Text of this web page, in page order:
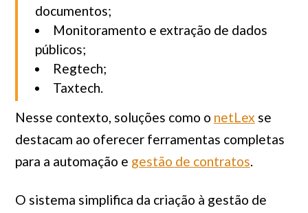
documentos;
Monitoramento e extração de dados
públicos;
Regtech;
Taxtech.
Nesse contexto, soluções como o netLex se
destacam ao oferecer ferramentas completas
para a automação e gestão de contratos.
O sistema simplifica da criação à gestão de